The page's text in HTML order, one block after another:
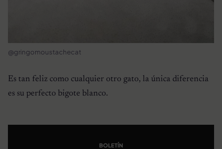
@gringomoustachecat
Es tan feliz como cualquier otro gato, la única diferencia
es su perfecto bigote blanco.
BOLETÍN